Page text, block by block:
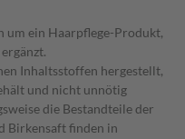
um ein Haarpflege-Produkt,
Inhaltsstoffen hergestellt,
und nicht unnötig
die Bestandteile der
Birkensaft finden in